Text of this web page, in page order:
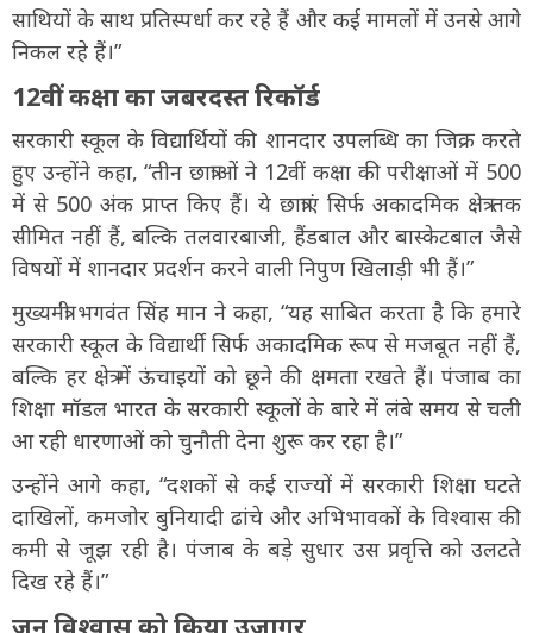
साथियों के साथ प्रतिस्पर्धा कर रहे हैं और कई मामलों में उनसे आगे
निकल रहे हैं।”
12वीं कक्षा का जबरदस्त रिकॉर्ड
सरकारी स्कूल के विद्यार्थियों की शानदार उपलब्धि का जिक्र करते
हुए उन्होंने कहा, “तीन छात्राओं ने 12वीं कक्षा की परीक्षाओं में 500
में से 500 अंक प्राप्त किए हैं। ये छात्राएं सिर्फ अकादमिक क्षेत्र तक
सीमित नहीं हैं, बल्कि तलवारबाजी, हैंडबाल और बास्केटबाल जैसे
विषयों में शानदार प्रदर्शन करने वाली निपुण खिलाड़ी भी हैं।”
मुख्यमंत्री भगवंत सिंह मान ने कहा, “यह साबित करता है कि हमारे
सरकारी स्कूल के विद्यार्थी सिर्फ अकादमिक रूप से मजबूत नहीं हैं,
बल्कि हर क्षेत्र में ऊंचाइयों को छूने की क्षमता रखते हैं। पंजाब का
शिक्षा मॉडल भारत के सरकारी स्कूलों के बारे में लंबे समय से चली
आ रही धारणाओं को चुनौती देना शुरू कर रहा है।”
उन्होंने आगे कहा, “दशकों से कई राज्यों में सरकारी शिक्षा घटते
दाखिलों, कमजोर बुनियादी ढांचे और अभिभावकों के विश्वास की
कमी से जूझ रही है। पंजाब के बड़े सुधार उस प्रवृत्ति को उलटते
दिख रहे हैं।”
जन विश्वास को किया उजागर